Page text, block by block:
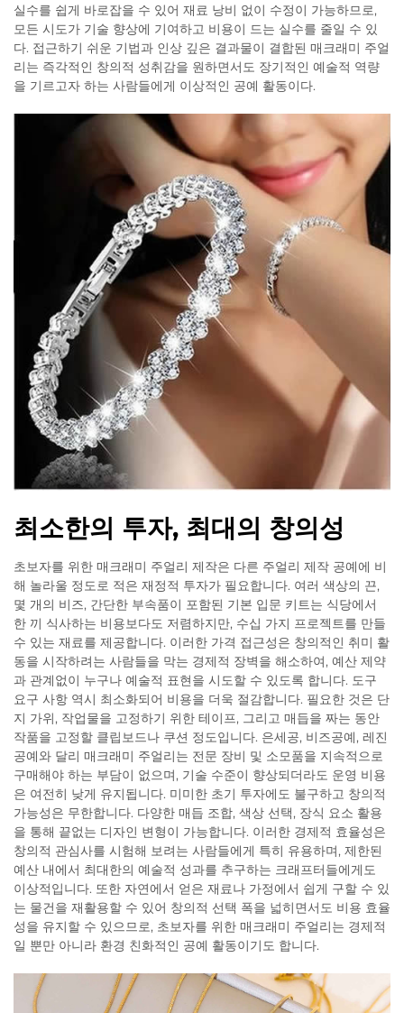
실수를 쉽게 바로잡을 수 있어 재료 낭비 없이 수정이 가능하므로,
모든 시도가 기술 향상에 기여하고 비용이 드는 실수를 줄일 수 있
다. 접근하기 쉬운 기법과 인상 깊은 결과물이 결합된 매크래미 주얼
리는 즉각적인 창의적 성취감을 원하면서도 장기적인 예술적 역량
을 기르고자 하는 사람들에게 이상적인 공예 활동이다.
최소한의 투자, 최대의 창의성
초보자를 위한 매크래미 주얼리 제작은 다른 주얼리 제작 공예에 비
해 놀라울 정도로 적은 재정적 투자가 필요합니다. 여러 색상의 끈,
몇 개의 비즈, 간단한 부속품이 포함된 기본 입문 키트는 식당에서
한 끼 식사하는 비용보다도 저렴하지만, 수십 가지 프로젝트를 만들
수 있는 재료를 제공합니다. 이러한 가격 접근성은 창의적인 취미 활
동을 시작하려는 사람들을 막는 경제적 장벽을 해소하여, 예산 제약
과 관계없이 누구나 예술적 표현을 시도할 수 있도록 합니다. 도구
요구 사항 역시 최소화되어 비용을 더욱 절감합니다. 필요한 것은 단
지 가위, 작업물을 고정하기 위한 테이프, 그리고 매듭을 짜는 동안
작품을 고정할 클립보드나 쿠션 정도입니다. 은세공, 비즈공예, 레진
공예와 달리 매크래미 주얼리는 전문 장비 및 소모품을 지속적으로
구매해야 하는 부담이 없으며, 기술 수준이 향상되더라도 운영 비용
은 여전히 낮게 유지됩니다. 미미한 초기 투자에도 불구하고 창의적
가능성은 무한합니다. 다양한 매듭 조합, 색상 선택, 장식 요소 활용
을 통해 끝없는 디자인 변형이 가능합니다. 이러한 경제적 효율성은
창의적 관심사를 시험해 보려는 사람들에게 특히 유용하며, 제한된
예산 내에서 최대한의 예술적 성과를 추구하는 크래프터들에게도
이상적입니다. 또한 자연에서 얻은 재료나 가정에서 쉽게 구할 수 있
는 물건을 재활용할 수 있어 창의적 선택 폭을 넓히면서도 비용 효율
성을 유지할 수 있으므로, 초보자를 위한 매크래미 주얼리는 경제적
일 뿐만 아니라 환경 친화적인 공예 활동이기도 합니다.